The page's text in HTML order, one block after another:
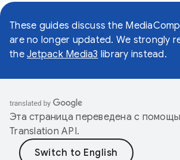
These guides discuss the
are no longer updated. We strongly
the Jetpack Media3 library instead.
Эта страница переведена с
Translation API.